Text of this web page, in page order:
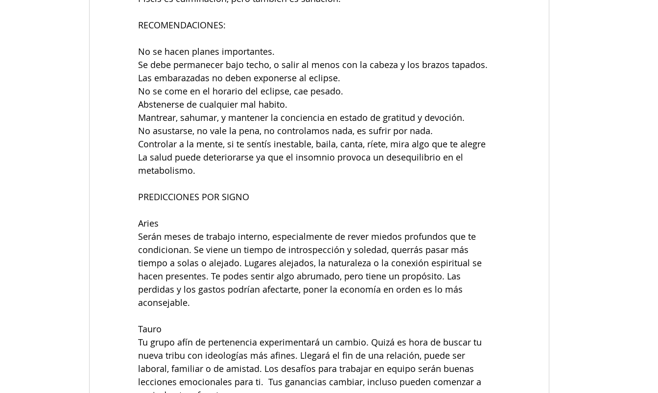
RECOMENDACIONES:
No se hacen planes importantes.
Se debe permanecer bajo techo, o salir al menos con la cabeza y los brazos tapados.
Las embarazadas no deben exponerse al eclipse.
No se come en el horario del eclipse, cae pesado.
Abstenerse de cualquier mal habito.
Mantrear, sahumar, y mantener la conciencia en estado de gratitud y devoción.
No asustarse, no vale la pena, no controlamos nada, es sufrir por nada.
Controlar a la mente, si te sentís inestable, baila, canta, ríete, mira algo que te alegre
La salud puede deteriorarse ya que el insomnio provoca un desequilibrio en el
metabolismo.
PREDICCIONES POR SIGNO
Aries
Serán meses de trabajo interno, especialmente de rever miedos profundos que te
condicionan. Se viene un tiempo de introspección y soledad, querrás pasar más
tiempo a solas o alejado. Lugares alejados, la naturaleza o la conexión espiritual se
hacen presentes. Te podes sentir algo abrumado, pero tiene un propósito. Las
perdidas y los gastos podrían afectarte, poner la economía en orden es lo más
aconsejable.
Tauro
Tu grupo afín de pertenencia experimentará un cambio. Quizá es hora de buscar tu
nueva tribu con ideologías más afines. Llegará el fin de una relación, puede ser
laboral, familiar o de amistad. Los desafíos para trabajar en equipo serán buenas
lecciones emocionales para ti.  Tus ganancias cambiar, incluso pueden comenzar a